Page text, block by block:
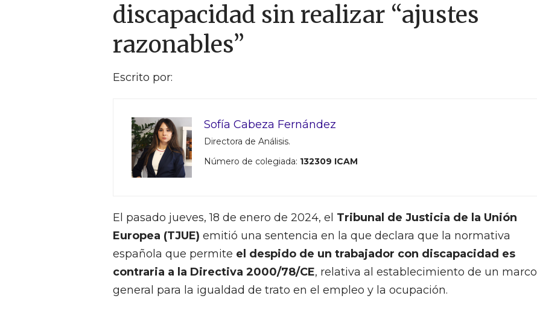
discapacidad sin realizar “ajustes
razonables”
Escrito por:
Sofía Cabeza Fernández
Directora de Análisis.
Número de colegiada: 132309 ICAM
El pasado jueves, 18 de enero de 2024, el Tribunal de Justicia de la Unión
Europea (TJUE) emitió una sentencia en la que declara que la normativa
española que permite el despido de un trabajador con discapacidad es
contraria a la Directiva 2000/78/CE, relativa al establecimiento de un marco
general para la igualdad de trato en el empleo y la ocupación.